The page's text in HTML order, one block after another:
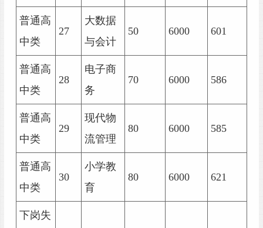
普通高
中类
27
大数据
与会计
50 6000 601
普通高
中类
28
电子商
务
70 6000 586
普通高
中类
29
现代物
流管理
80 6000 585
普通高
中类
30
小学教
育
80 6000 621
下岗失